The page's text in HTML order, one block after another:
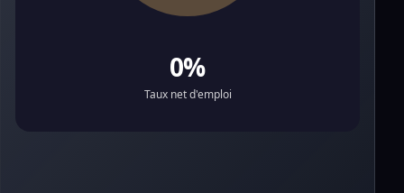
0%
Taux net d'emploi